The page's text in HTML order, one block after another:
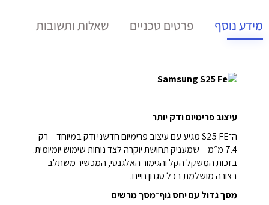
מידע נוסף פרטים טכניים שאלות ותשובות
עיצוב פרימיום ודק יותר
ה־S25 FE מגיע עם עיצוב פרימיום חדשני ודק במיוחד – רק
7.4 מ״מ – שמעניק תחושת יוקרה לצד נוחות שימוש יומיומית.
בזכות המשקל הקל והגימור האלגנטי, המכשיר משתלב
בצורה מושלמת בכל סגנון חיים.
מסך גדול עם יחס גוף־מסך מרשים